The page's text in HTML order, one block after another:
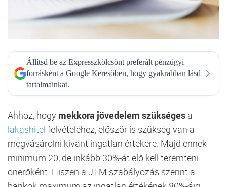
Állítsd be az Expresszkölcsönt preferált pénzügyi
forrásként a Google Keresőben, hogy gyakrabban lásd
tartalmainkat.
Ahhoz, hogy mekkora jövedelem szükséges a
lakáshitel felvételéhez, először is szükség van a
megvásárolni kívánt ingatlan értékére. Majd ennek
minimum 20, de inkább 30%-át elő kell teremteni
önerőként. Hiszen a JTM szabályozás szerint a